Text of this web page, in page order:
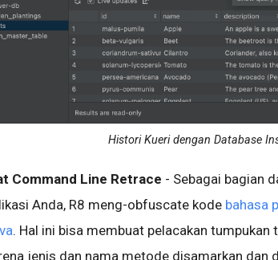
Histori Kueri dengan Database
Command Line Retrace - Sebagai bagian
Anda, R8 meng-obfuscate kode bahasa
. Hal ini bisa membuat pelacakan tumpukan
jenis dan nama metode disamarkan dan